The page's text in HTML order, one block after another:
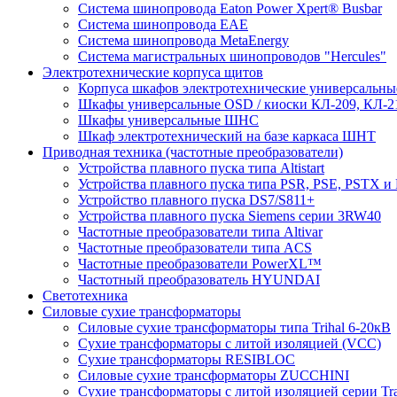
Система шинопровода Eaton Power Xpert® Busbar
Система шинопровода EAE
Система шинопровода MetaEnergy
Система магистральных шинопроводов "Hercules"
Электротехнические корпуса щитов
Корпуса шкафов электротехнические
Шкафы универсальные OSD / киоски КЛ-209, КЛ-
Шкафы универсальные ШНС
Шкаф электротехнический на базе каркаса ШНТ
Приводная техника (частотные преобразователи)
Устройства плавного пуска типа Altistart
Устройства плавного пуска типа PSR, PSE, PSTX и
Устройство плавного пуска DS7/S811+
Устройства плавного пуска Siemens серии 3RW40
Частотные преобразователи типа Altivar
Частотные преобразователи типа ACS
Частотные преобразователи PowerXL™
Частотный преобразователь HYUNDAI
Светотехника
Силовые сухие трансформаторы
Силовые сухие трансформаторы типа Trihal 6-20кВ
Сухие трансформаторы с литой изоляцией (VCC)
Сухие трансформаторы RESIBLOC
Силовые сухие трансформаторы ZUCCHINI
Сухие трансформаторы с литой изоляцией серии